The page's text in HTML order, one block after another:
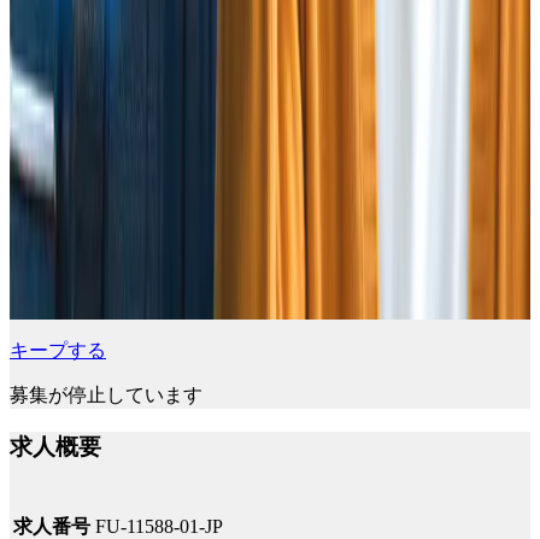
キープする
募集が停止しています
求人概要
求人番号 FU-11588-01-JP